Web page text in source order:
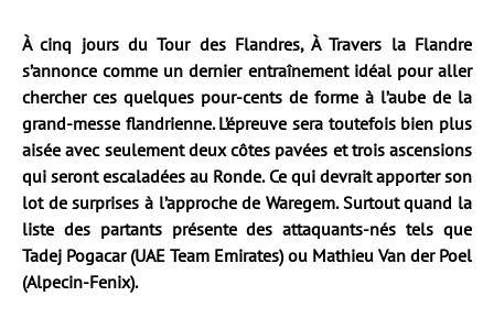
À cinq jours du Tour des Flandres, À Travers la Flandre
s’annonce comme un dernier entraînement idéal pour aller
chercher ces quelques pour-cents de forme à l’aube de la
grand-messe flandrienne. L’épreuve sera toutefois bien plus
aisée avec seulement deux côtes pavées et trois ascensions
qui seront escaladées au Ronde. Ce qui devrait apporter son
lot de surprises à l’approche de Waregem. Surtout quand la
liste des partants présente des attaquants-nés tels que
Tadej Pogacar (UAE Team Emirates) ou Mathieu Van der Poel
(Alpecin-Fenix).